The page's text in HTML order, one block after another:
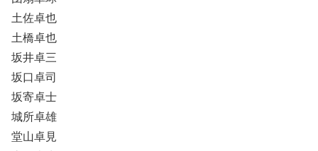
土佐卓也
土橋卓也
坂井卓三
坂口卓司
坂寄卓士
城所卓雄
堂山卓見